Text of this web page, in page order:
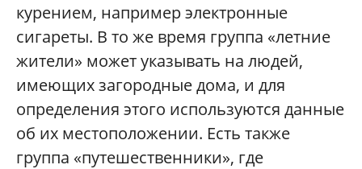
курением, например электронные
сигареты. В то же время группа «летние
жители» может указывать на людей,
имеющих загородные дома, и для
определения этого используются данные
об их местоположении. Есть также
группа «путешественники», где